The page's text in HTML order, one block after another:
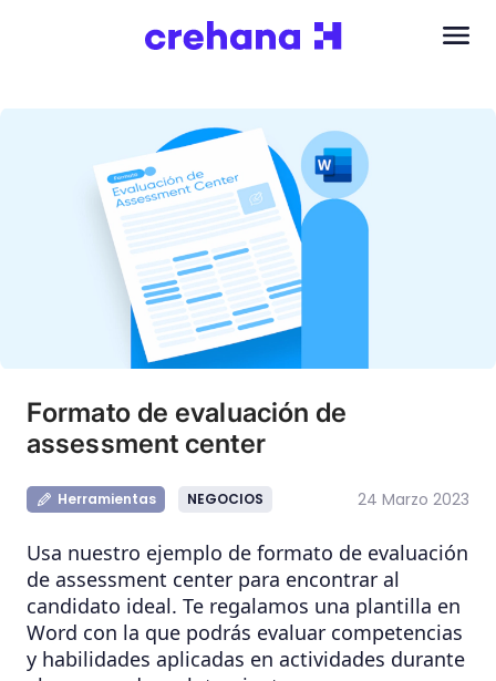
Formato de evaluación de
assessment center
Herramientas NEGOCIOS 24 Marzo 2023
Usa nuestro ejemplo de formato de evaluación
de assessment center para encontrar al
candidato ideal. Te regalamos una plantilla en
Word con la que podrás evaluar competencias
y habilidades aplicadas en actividades durante